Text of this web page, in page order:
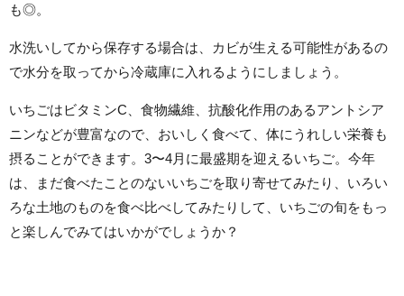
も◎。
水洗いしてから保存する場合は、カビが生える可能性があるの
で水分を取ってから冷蔵庫に入れるようにしましょう。
いちごはビタミンC、食物繊維、抗酸化作用のあるアントシア
ニンなどが豊富なので、おいしく食べて、体にうれしい栄養も
摂ることができます。3〜4月に最盛期を迎えるいちご。今年
は、まだ食べたことのないいちごを取り寄せてみたり、いろい
ろな土地のものを食べ比べしてみたりして、いちごの旬をもっ
と楽しんでみてはいかがでしょうか？